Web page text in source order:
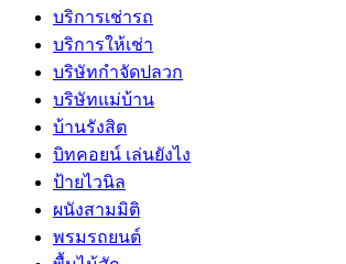
บริการเช่ารถ
บริการให้เช่า
บริษัทกำจัดปลวก
บริษัทแม่บ้าน
บ้านรังสิต
บิทคอยน์ เล่นยังไง
ป้ายไวนิล
ผนังสามมิติ
พรมรถยนต์